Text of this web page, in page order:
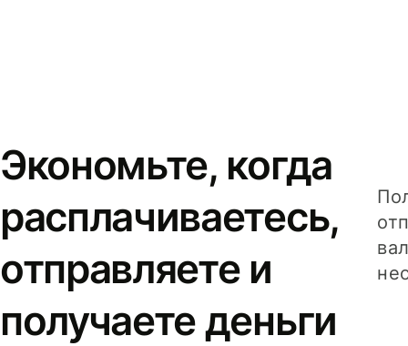
Экономьте, когда
расплачиваетесь,
отправляете и
получаете деньги